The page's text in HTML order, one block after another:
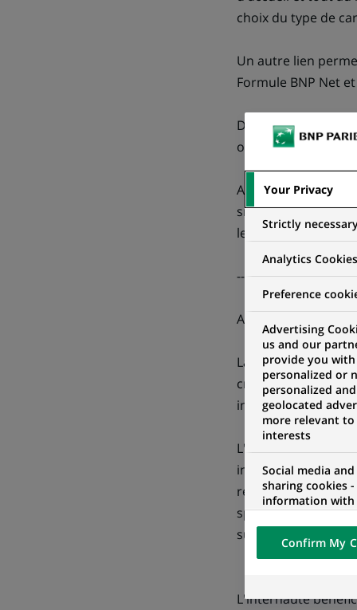
choix du type de
Un autre lien
Formule BNP Net
Dans les prochains
offres
Ainsi ce partenariat
sncf.com, dans le
leurs billets de train
A propos de la carte
La carte/formule
créée par BNP
internet en toute
L'internaute qui
informé par le
réalisée au moyen
spécifique de BNP
sur BNP Net et
L'internaute
Your Privacy
Strictly
Analytics Cookies
Preference
Advertising
us and our
provide you with
personalized or
personalized and
geolocated
more relevant
interests
Social media
sharing cookies
information with
networks and
visualization on
of the content
external website.
Confirm My